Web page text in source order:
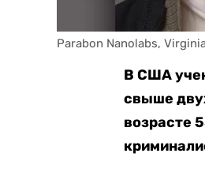
Parabon Nanolabs,
В США
свыше
возрасте